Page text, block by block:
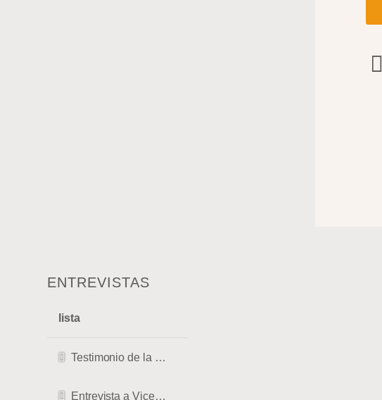
ENTREVISTAS
lista
Testimonio de la CRISIS más profunda a ser TERAPEUTA
Entrevista a Vicente Saus, terapeuta de Diksha, rebirthing y masajista en Valencia